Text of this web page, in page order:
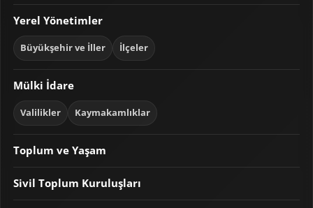
Yerel Yönetimler
Büyükşehir ve İller İlçeler
Mülki İdare
Valilikler Kaymakamlıklar
Toplum ve Yaşam
Sivil Toplum Kuruluşları